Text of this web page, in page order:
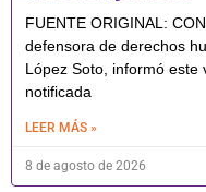
FUENTE ORIGINAL:
defensora de derechos
López Soto, informó este
notificada
LEER MÁS »
8 de agosto de 2026